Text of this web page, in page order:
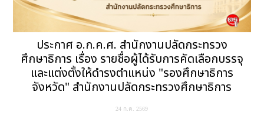
ประกาศ อ.ก.ค.ศ. สำนักงานปลัดกระทรวง
ศึกษาธิการ เรื่อง รายชื่อผู้ได้รับการคัดเลือกบรรจุ
และแต่งตั้งให้ดำรงตำแหน่ง "รองศึกษาธิการ
จังหวัด" สำนักงานปลัดกระทรวงศึกษาธิการ
24 ก.ค. 2569